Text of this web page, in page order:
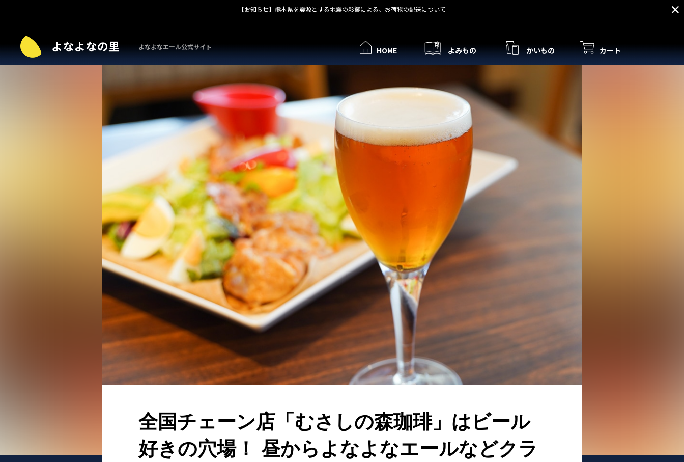
【お知らせ】熊本県を震源とする地震の影響による、お荷物の配送について
よなよなエール公式サイト HOME よみもの かいもの カート
全国チェーン店「むさしの森珈琲」はビール
好きの穴場！ 昼からよなよなエールなどクラ